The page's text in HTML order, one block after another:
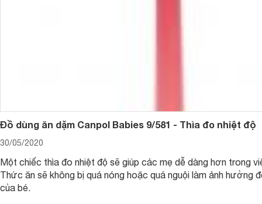
Thị trường hiện nay có yếm bằng vải, yếm máng bằng
còn khá nhỏ nên mình vẫn ưu tiên lựa chọn yếm bằng vải
thì những loại yếm bằng silicon, nhựa plastic sẽ tiện lợi hơn
Đồ dùng ăn dặm Canpol Babies 9/581 - Thìa đo nhiệt độ
30/05/2020
Một chiếc thìa đo nhiệt độ sẽ giúp các mẹ dễ dàng hơn trong
Thức ăn sẽ không bị quá nóng hoặc quá nguội làm ảnh hưởng
của bé.